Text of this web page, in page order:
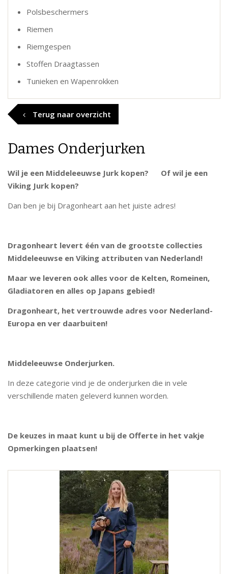
Polsbeschermers
Riemen
Riemgespen
Stoffen Draagtassen
Tunieken en Wapenrokken
Terug naar overzicht
Dames Onderjurken
Wil je een Middeleeuwse Jurk kopen? Of wil je een
Viking Jurk kopen?
Dan ben je bij Dragonheart aan het juiste adres!
Dragonheart levert één van de grootste collecties
Middeleeuwse en Viking attributen van Nederland!
Maar we leveren ook alles voor de Kelten, Romeinen,
Gladiatoren en alles op Japans gebied!
Dragonheart, het vertrouwde adres voor Nederland-
Europa en ver daarbuiten!
Middeleeuwse Onderjurken.
In deze categorie vind je de onderjurken die in vele
verschillende maten geleverd kunnen worden.
De keuzes in maat kunt u bij de Offerte in het vakje
Opmerkingen plaatsen!